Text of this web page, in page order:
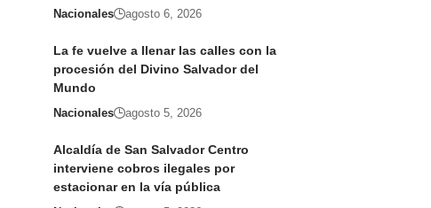
Nacionales agosto 6, 2026
La fe vuelve a llenar las calles con la
procesión del Divino Salvador del
Mundo
Nacionales agosto 5, 2026
Alcaldía de San Salvador Centro
interviene cobros ilegales por
estacionar en la vía pública